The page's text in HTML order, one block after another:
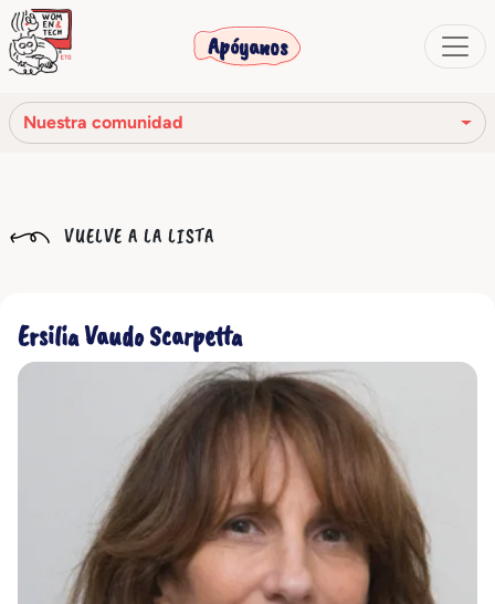
Apóyanos
Nuestra comunidad
Nuestra historia
Código Ético
Nuestra red
Nuestra comunidad
VUELVE A LA LISTA
Ersilia Vaudo Scarpetta